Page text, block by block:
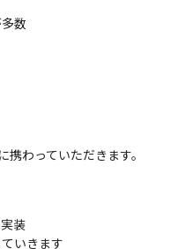
数
わっていただきます。
装
いきます